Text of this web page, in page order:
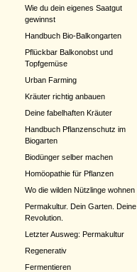
Wie du dein eigenes Saatgut
gewinnst
Handbuch Bio-Balkongarten
Pflückbar Balkonobst und
Topfgemüse
Urban Farming
Kräuter richtig anbauen
Deine fabelhaften Kräuter
Handbuch Pflanzenschutz im
Biogarten
Biodünger selber machen
Homöopathie für Pflanzen
Wo die wilden Nützlinge wohnen
Permakultur. Dein Garten. Deine
Revolution.
Letzter Ausweg: Permakultur
Regenerativ
Fermentieren